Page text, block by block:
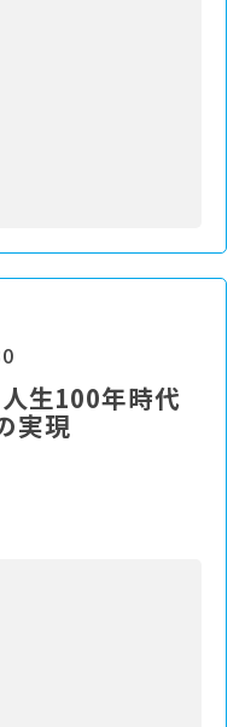
生100年時代
実現